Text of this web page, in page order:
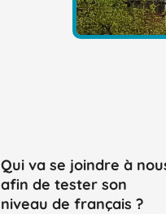
Qui va se joindre à
afin de tester son
niveau de français ?